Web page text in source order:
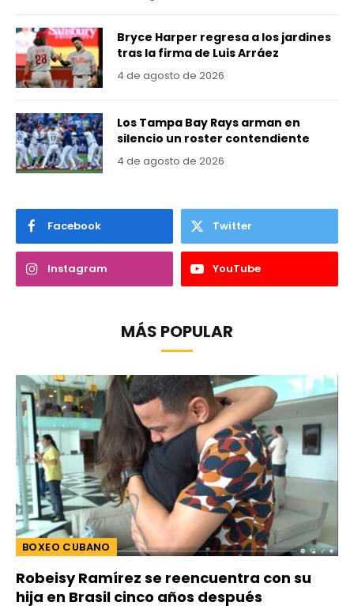
Bryce Harper regresa a los jardines
tras la firma de Luis Arráez
4 de agosto de 2026
Los Tampa Bay Rays arman en
silencio un roster contendiente
4 de agosto de 2026
Facebook Twitter
Instagram YouTube
MÁS POPULAR
BOXEO CUBANO
Robeisy Ramírez se reencuentra con su
hija en Brasil cinco años después